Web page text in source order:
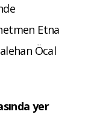
Etna
Öcal
yer